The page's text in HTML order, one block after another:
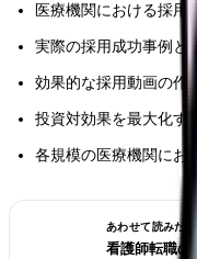
医療機関における採用
実際の採用成功事例と
効果的な採用動画の作
投資対効果を最大化す
各規模の医療機関にお
あわせて読みたい
看護師転職の